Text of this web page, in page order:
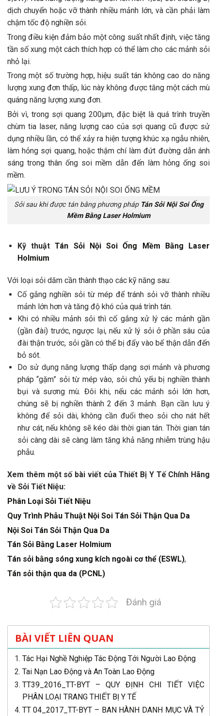
dịch chuyển hoặc vỡ thành nhiều mảnh lớn, và cần phải làm
chậm tốc độ nghiền sỏi.
Trong điều kiện đảm bảo một công suất nhất định, việc tăng
tần số xung một cách thích hợp có thể làm cho các mảnh sỏi
nhỏ lại.
Trong một số trường hợp, hiệu suất tán không cao do năng
lượng xung đơn thấp, lúc này không được tăng một cách mù
quáng năng lượng xung đơn.
Bởi vì, trong sợi quang 200μm, đặc biệt là quá trình truyền
chùm tia laser, năng lượng cao của sợi quang cũ được sử
dụng nhiều lần, có thể xảy ra hiện tượng khúc xạ ngẫu nhiên,
làm hỏng sợi quang, hoặc thậm chí làm đứt đường dẫn ánh
sáng trong thân ống soi mềm dẫn đến làm hỏng ống soi
mềm.
Sỏi sau khi được tán bằng phương pháp Tán Sỏi Nội Soi Ống
Mềm Bằng Laser Holmium
Kỹ thuậtTán Sỏi Nội Soi Ống Mềm Bằng Laser
Holmium
Với loại sỏi dăm cần thành thạo các kỹ năng sau:
Cố gắng nghiền sỏi từ mép để tránh sỏi vỡ thành nhiều
mảnh lớn hơn và tăng độ khó của quá trình tán.
Khi có nhiều mảnh sỏi thì cố gắng xử lý các mảnh gần
(gần đài) trước, ngược lại, nếu xử lý sỏi ở phần sâu của
đài thận trước, sỏi gần có thể bị đẩy vào bể thận dẫn đến
bỏ sót.
Do sử dụng năng lượng thấp dạng sợi mảnh và phương
pháp “gặm” sỏi từ mép vào, sỏi chủ yếu bị nghiền thành
bụi và sương mù. Đôi khi, nếu các mảnh sỏi lớn hơn,
chúng sẽ bị nghiền thành 2 đến 3 mảnh. Bạn cần lưu ý
không để sỏi dài, không cần đuổi theo sỏi cho nát hết
như cát, nếu không sẽ kéo dài thời gian tán. Thời gian tán
sỏi càng dài sẽ càng làm tăng khả năng nhiễm trùng hậu
phẫu.
Xem thêm một số bài viết của Thiết Bị Y Tế Chính Hãng
về Sỏi Tiết Niệu:
Phân Loại Sỏi Tiết Niệu
Quy Trình Phẫu Thuật Nội Soi Tán Sỏi Thận Qua Da
Nội Soi Tán Sỏi Thận Qua Da
Tán Sỏi Bằng Laser Holmium
Tán sỏi bằng sóng xung kích ngoài cơ thể (ESWL),
Tán sỏi thận qua da (PCNL)
Đánh giá
BÀI VIẾT LIÊN QUAN
Tác Hại Nghề Nghiệp Tác Động Tới Người Lao Động
Tai Nạn Lao Động và An Toàn Lao Động
TT39_2016_TT-BYT – QUY ĐỊNH CHI TIẾT VIỆC
PHÂN LOẠI TRANG THIẾT BỊ Y TẾ
TT 04_2017_TT-BYT – BAN HÀNH DANH MỤC VÀ TỶ